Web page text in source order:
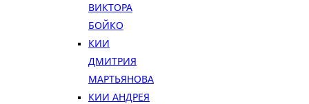
ВИКТОРА
БОЙКО
КИИ
ДМИТРИЯ
МАРТЬЯНОВА
КИИ АНДРЕЯ